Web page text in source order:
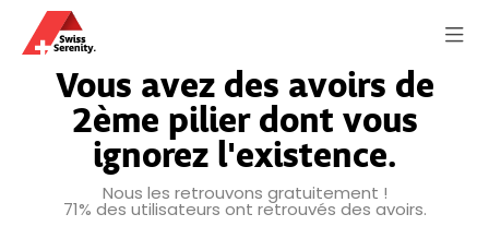
Vous avez des avoirs de
2ème pilier dont vous
ignorez l'existence.
Nous les retrouvons gratuitement !
71% des utilisateurs ont retrouvés des avoirs.